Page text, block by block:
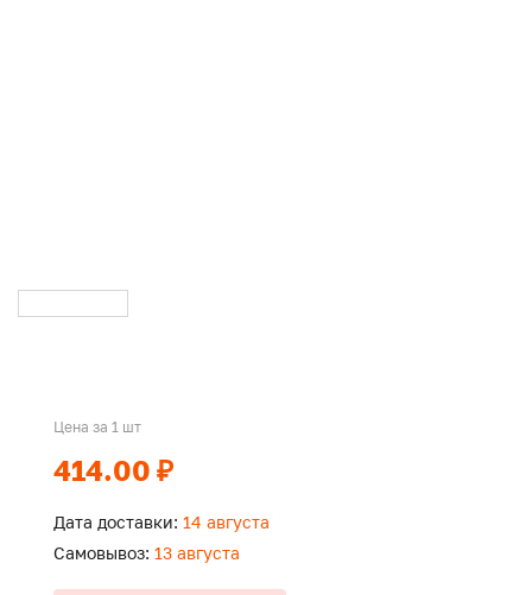
Цена за 1 шт
414.00 ₽
Дата доставки: 14 августа
Самовывоз: 13 августа